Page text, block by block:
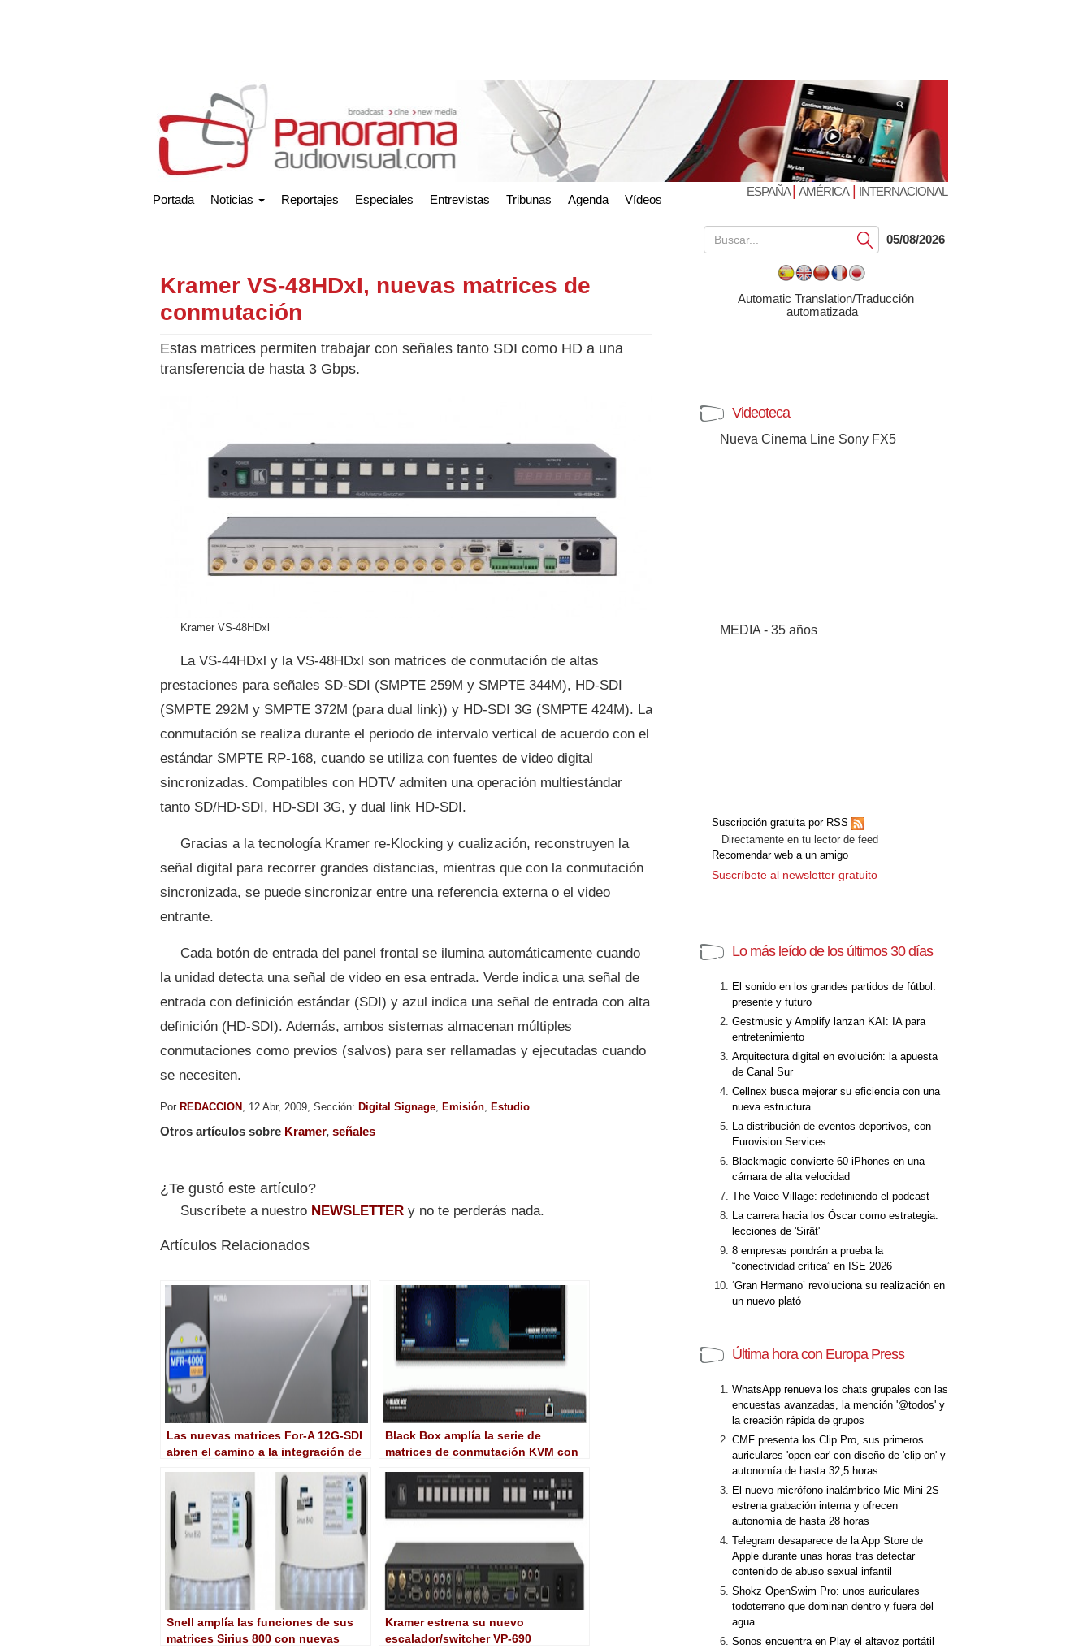
Portada Noticias Reportajes Especiales Entrevistas Tribunas Agenda Vídeos
ESPAÑA| AMÉRICA| INTERNACIONAL
Kramer VS-48HDxI, nuevas matrices de
conmutación
Estas matrices permiten trabajar con señales tanto SDI como HD a una
transferencia de hasta 3 Gbps.
Kramer VS-48HDxl
La VS-44HDxl y la VS-48HDxl son matrices de conmutación de altas
prestaciones para señales SD-SDI (SMPTE 259M y SMPTE 344M), HD-SDI
(SMPTE 292M y SMPTE 372M (para dual link)) y HD-SDI 3G (SMPTE 424M). La
conmutación se realiza durante el periodo de intervalo vertical de acuerdo con el
estándar SMPTE RP-168, cuando se utiliza con fuentes de video digital
sincronizadas. Compatibles con HDTV admiten una operación multiestándar
tanto SD/HD-SDI, HD-SDI 3G, y dual link HD-SDI.
Gracias a la tecnología Kramer re-Klocking y cualización, reconstruyen la
señal digital para recorrer grandes distancias, mientras que con la conmutación
sincronizada, se puede sincronizar entre una referencia externa o el video
entrante.
Cada botón de entrada del panel frontal se ilumina automáticamente cuando
la unidad detecta una señal de video en esa entrada. Verde indica una señal de
entrada con definición estándar (SDI) y azul indica una señal de entrada con alta
definición (HD-SDI). Además, ambos sistemas almacenan múltiples
conmutaciones como previos (salvos) para ser rellamadas y ejecutadas cuando
se necesiten.
Por REDACCION , 12 Abr, 2009, Sección: Digital Signage Emisión Estudio
Otros artículos sobre Kramer, señales
¿Te gustó este artículo?
Suscríbete a nuestro NEWSLETTER y no te perderás nada.
Artículos Relacionados
Las nuevas matrices For-A 12G-SDI
abren el camino a la integración de
Black Box amplía la serie de
matrices de conmutación KVM con
Snell amplía las funciones de sus
matrices Sirius 800 con nuevas
Kramer estrena su nuevo
escalador/switcher VP-690
Submit05/08/2026
Automatic Translation/Traducción
automatizada
Videoteca
Nueva Cinema Line Sony FX5
MEDIA - 35 años
Suscripción gratuita por RSS
Directamente en tu lector de feed
Recomendar web a un amigo
Suscríbete al newsletter gratuito
Lo más leído de los últimos 30 días
El sonido en los grandes partidos de fútbol:
presente y futuro
Gestmusic y Amplify lanzan KAI: IA para
entretenimiento
Arquitectura digital en evolución: la apuesta
de Canal Sur
Cellnex busca mejorar su eficiencia con una
nueva estructura
La distribución de eventos deportivos, con
Eurovision Services
Blackmagic convierte 60 iPhones en una
cámara de alta velocidad
The Voice Village: redefiniendo el podcast
La carrera hacia los Óscar como estrategia:
lecciones de 'Sirât'
8 empresas pondrán a prueba la
“conectividad crítica” en ISE 2026
‘Gran Hermano’ revoluciona su realización en
un nuevo plató
Última hora con Europa Press
WhatsApp renueva los chats grupales con las
encuestas avanzadas, la mención '@todos' y
la creación rápida de grupos
CMF presenta los Clip Pro, sus primeros
auriculares 'open-ear' con diseño de 'clip on' y
autonomía de hasta 32,5 horas
El nuevo micrófono inalámbrico Mic Mini 2S
estrena grabación interna y ofrecen
autonomía de hasta 28 horas
Telegram desaparece de la App Store de
Apple durante unas horas tras detectar
contenido de abuso sexual infantil
Shokz OpenSwim Pro: unos auriculares
todoterreno que dominan dentro y fuera del
agua
Sonos encuentra en Play el altavoz portátil